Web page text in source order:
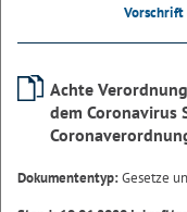
Achte
dem Coronavirus
Dokumententyp:Gesetze